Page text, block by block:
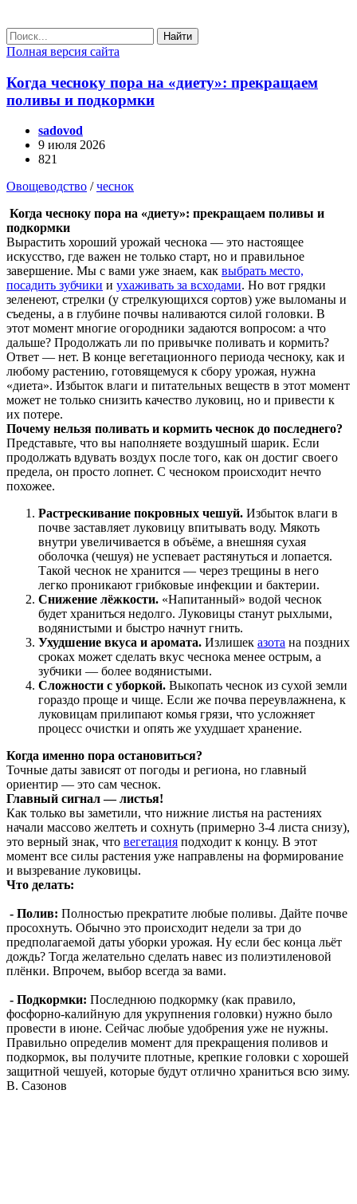
Найти
Полная версия сайта
Когда чесноку пора на «диету»: прекращаем
поливы и подкормки
sadovod
9 июля 2026
821
Овощеводство /чеснок
Когда чесноку пора на «диету»: прекращаем поливы и
подкормки
Вырастить хороший урожай чеснока — это настоящее
искусство, где важен не только старт, но и правильное
завершение. Мы с вами уже знаем, как выбрать место,
посадить зубчики и ухаживать за всходами. Но вот грядки
зеленеют, стрелки (у стрелкующихся сортов) уже выломаны и
съедены, а в глубине почвы наливаются силой головки. В
этот момент многие огородники задаются вопросом: а что
дальше? Продолжать ли по привычке поливать и кормить?
Ответ — нет. В конце вегетационного периода чесноку, как и
любому растению, готовящемуся к сбору урожая, нужна
«диета». Избыток влаги и питательных веществ в этот момент
может не только снизить качество луковиц, но и привести к
их потере.
Почему нельзя поливать и кормить чеснок до последнего?
Представьте, что вы наполняете воздушный шарик. Если
продолжать вдувать воздух после того, как он достиг своего
предела, он просто лопнет. С чесноком происходит нечто
похожее.
Растрескивание покровных чешуй. Избыток влаги в
почве заставляет луковицу впитывать воду. Мякоть
внутри увеличивается в объёме, а внешняя сухая
оболочка (чешуя) не успевает растянуться и лопается.
Такой чеснок не хранится — через трещины в него
легко проникают грибковые инфекции и бактерии.
Снижение лёжкости. «Напитанный» водой чеснок
будет храниться недолго. Луковицы станут рыхлыми,
водянистыми и быстро начнут гнить.
Ухудшение вкуса и аромата. Излишек азота на поздних
сроках может сделать вкус чеснока менее острым, а
зубчики — более водянистыми.
Сложности с уборкой. Выкопать чеснок из сухой земли
гораздо проще и чище. Если же почва переувлажнена, к
луковицам прилипают комья грязи, что усложняет
процесс очистки и опять же ухудшает хранение.
Когда именно пора остановиться?
Точные даты зависят от погоды и региона, но главный
ориентир — это сам чеснок.
Главный сигнал — листья!
Как только вы заметили, что нижние листья на растениях
начали массово желтеть и сохнуть (примерно 3-4 листа снизу),
это верный знак, что вегетация подходит к концу. В этот
момент все силы растения уже направлены на формирование
и вызревание луковицы.
Что делать:
- Полив: Полностью прекратите любые поливы. Дайте почве
просохнуть. Обычно это происходит недели за три до
предполагаемой даты уборки урожая. Ну если бес конца льёт
дождь? Тогда желательно сделать навес из полиэтиленовой
плёнки. Впрочем, выбор всегда за вами.
- Подкормки: Последнюю подкормку (как правило,
фосфорно-калийную для укрупнения головки) нужно было
провести в июне. Сейчас любые удобрения уже не нужны.
Правильно определив момент для прекращения поливов и
подкормок, вы получите плотные, крепкие головки с хорошей
защитной чешуей, которые будут отлично храниться всю зиму.
В. Сазонов